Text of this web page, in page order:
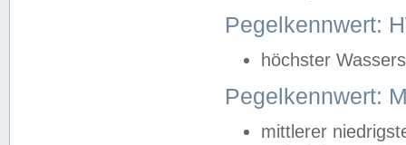
Pegelkennwert:
höchster
Pegelkennwert:
mittlerer